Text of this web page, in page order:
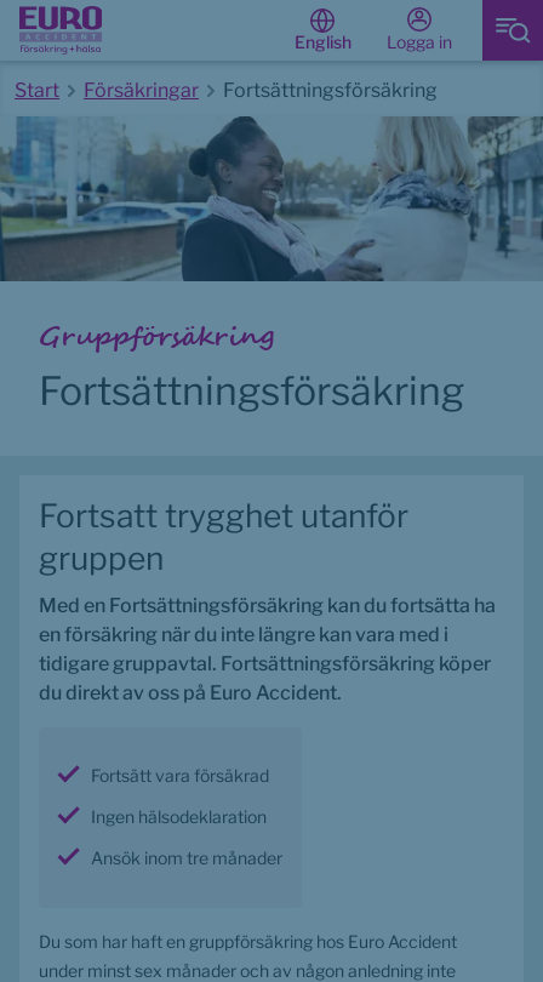
English Logga in
Start Försäkringar
Fortsättningsförsäkring
Start av huvudinnehåll
Gruppförsäkring
Fortsättnings­försäkring
Fortsatt trygghet utanför
gruppen
Med en Fortsättningsförsäkring kan du fortsätta ha
en försäkring när du inte längre kan vara med i
tidigare gruppavtal. Fortsättningsförsäkring köper
du direkt av oss på Euro Accident.
Fortsätt vara försäkrad
Ingen hälsodeklaration
Ansök inom tre månader
Du som har haft en gruppförsäkring hos Euro Accident
under minst sex månader och av någon anledning inte